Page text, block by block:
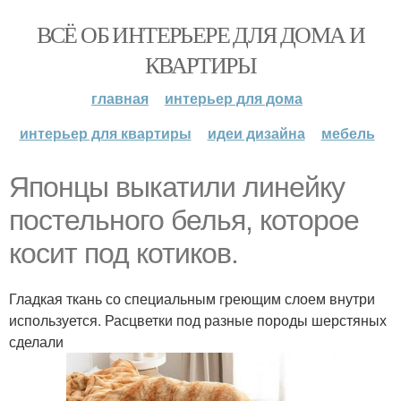
ВСЁ ОБ ИНТЕРЬЕРЕ ДЛЯ ДОМА И
КВАРТИРЫ
главная
интерьер для дома
интерьер для квартиры
идеи дизайна мебель
Японцы выкатили линейку
постельного белья, которое
косит под котиков.
Гладкая ткань со специальным греющим слоем внутри
используется. Расцветки под разные породы шерстяных
сделали